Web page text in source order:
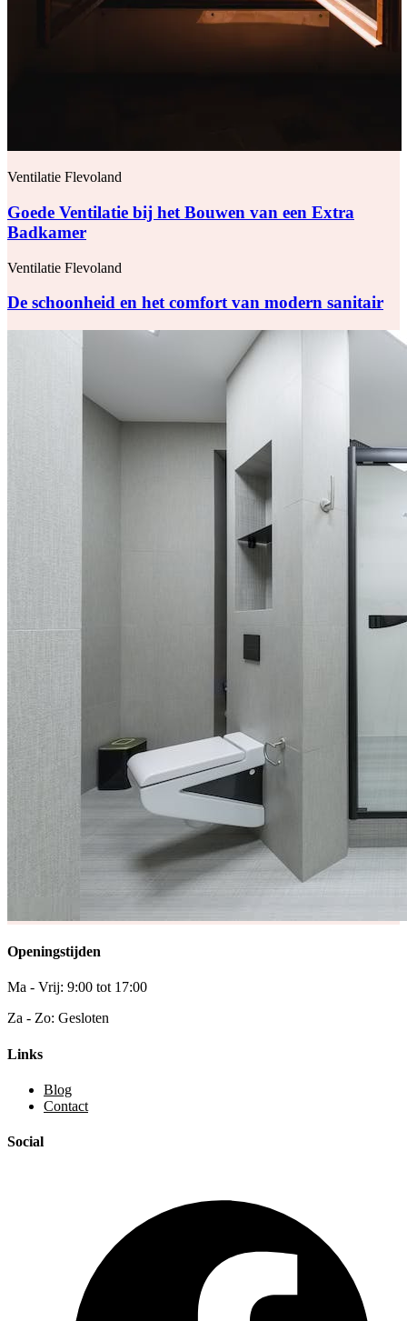
Ventilatie Flevoland
Goede Ventilatie bij het Bouwen van een Extra
Badkamer
Ventilatie Flevoland
De schoonheid en het comfort van modern sanitair
Openingstijden
Ma - Vrij: 9:00 tot 17:00
Za - Zo: Gesloten
Links
Blog
Contact
Social